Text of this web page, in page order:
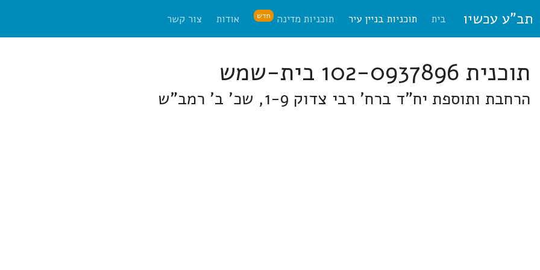
תב"ע עכשיו בית תוכניות בניין עיר תוכניות מדינה חדש אודות צור קשר
תוכנית 102-0937896 בית-שמש
הרחבת ותוספת יח"ד ברח' רבי צדוק 1-9, שכ' ב' רמב"ש